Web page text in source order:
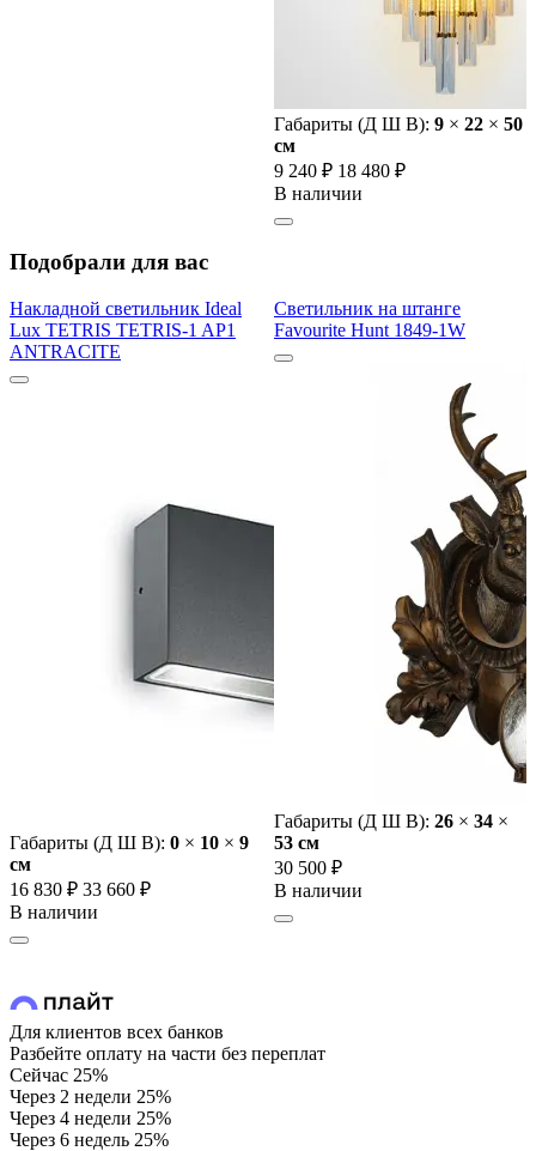
Габариты (Д Ш В): 9 × 22 × 50
cм
9 240 ₽ 18 480 ₽
В наличии
Подобрали для вас
Накладной светильник Ideal
Lux TETRIS TETRIS-1 AP1
ANTRACITE
Габариты (Д Ш В): 0 × 10 × 9
cм
16 830 ₽ 33 660 ₽
В наличии
Светильник на штанге
Favourite Hunt 1849-1W
Габариты (Д Ш В): 26 × 34 ×
53 cм
30 500 ₽
В наличии
Для клиентов всех банков
Разбейте оплату на части без переплат
Сейчас 25%
Через 2 недели 25%
Через 4 недели 25%
Через 6 недель 25%